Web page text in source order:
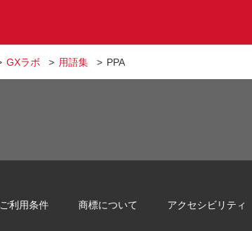
GXラボ 用語集 PPA
ご利用条件 商標について アクセシビリティ